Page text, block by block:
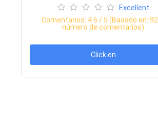
Excellent
Comentarios: 4.6 / 5 (Basado en: 92
número de comentarios)
Click en